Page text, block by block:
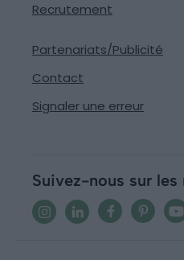
Recrutement
Partenariats/Publicité
Contact
Signaler une erreur
Suivez-nous sur les